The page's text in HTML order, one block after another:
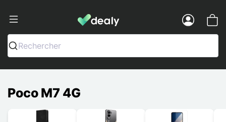
Dealy - Hüllen und Zubehör für
Rechercher
Poco M7 4G